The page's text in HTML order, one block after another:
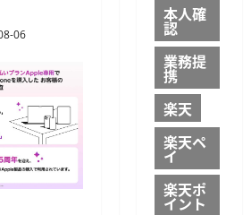
06
本人確
認
業務提
携
楽天
楽天ペ
イ
楽天ポ
イント